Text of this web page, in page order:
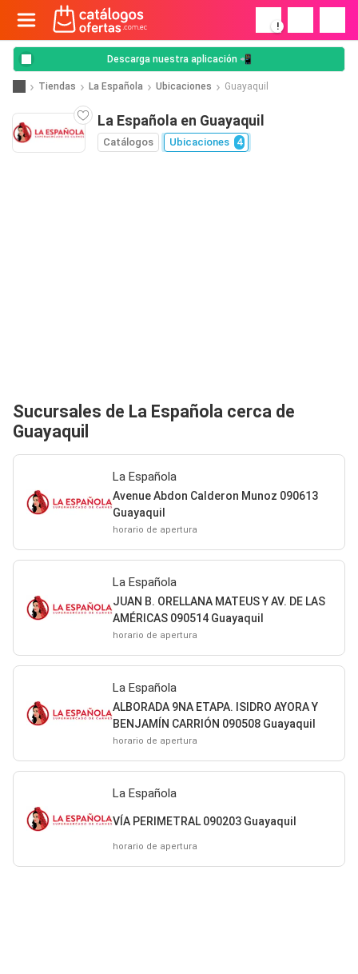
!
Descarga nuestra aplicación 📲
Tiendas La Española Ubicaciones Guayaquil
La Española en Guayaquil
Catálogos Ubicaciones 4
Sucursales de La Española cerca de
Guayaquil
La Española
Avenue Abdon Calderon Munoz 090613
Guayaquil
horario de apertura
La Española
JUAN B. ORELLANA MATEUS Y AV. DE LAS
AMÉRICAS 090514 Guayaquil
horario de apertura
La Española
ALBORADA 9NA ETAPA. ISIDRO AYORA Y
BENJAMÍN CARRIÓN 090508 Guayaquil
horario de apertura
La Española
VÍA PERIMETRAL 090203 Guayaquil
horario de apertura